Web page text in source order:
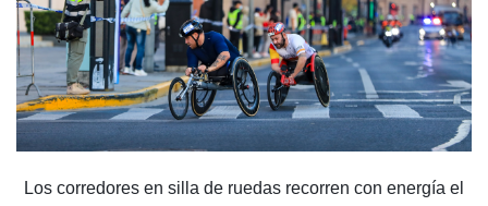
Los corredores en silla de ruedas recorren con energía el